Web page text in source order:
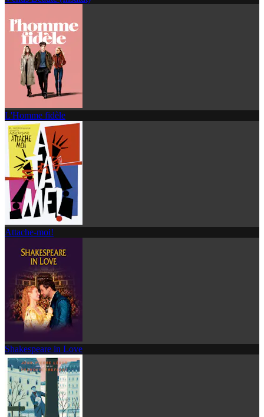
L'Homme fidèle
Attache-moi!
Shakespeare in Love